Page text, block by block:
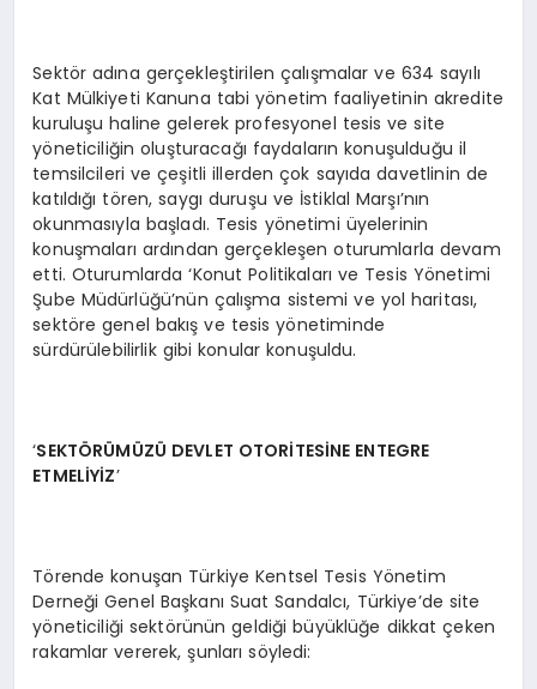
Sektör adına gerçekleştirilen çalışmalar ve 634 sayılı
Kat Mülkiyeti Kanuna tabi yönetim faaliyetinin akredite
kuruluşu haline gelerek profesyonel tesis ve site
yöneticiliğin oluşturacağı faydaların konuşulduğu il
temsilcileri ve çeşitli illerden çok sayıda davetlinin de
katıldığı tören, saygı duruşu ve İstiklal Marşı’nın
okunmasıyla başladı. Tesis yönetimi üyelerinin
konuşmaları ardından gerçekleşen oturumlarla devam
etti. Oturumlarda ‘Konut Politikaları ve Tesis Yönetimi
Şube Müdürlüğü’nün çalışma sistemi ve yol haritası,
sektöre genel bakış ve tesis yönetiminde
sürdürülebilirlik gibi konular konuşuldu.
‘SEKTÖRÜMÜZÜ DEVLET OTORİTESİNE ENTEGRE
ETMELİYİZ’
Törende konuşan Türkiye Kentsel Tesis Yönetim
Derneği Genel Başkanı Suat Sandalcı, Türkiye’de site
yöneticiliği sektörünün geldiği büyüklüğe dikkat çeken
rakamlar vererek, şunları söyledi: